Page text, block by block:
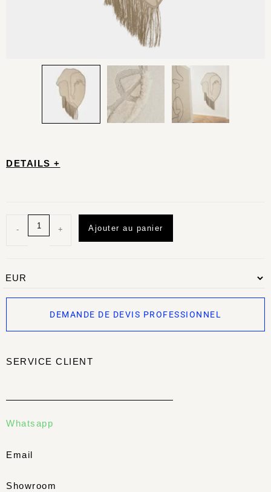
DETAILS +
- + Ajouter au panier
DEMANDE DE DEVIS PROFESSIONNEL
SERVICE CLIENT
Whatsapp
Email
Showroom